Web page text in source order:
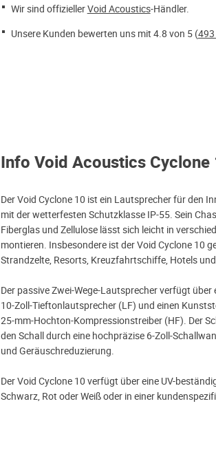
Wir sind offiziellerVoid Acoustics-Händler.
Unsere Kunden bewerten uns mit 4.8 von 5 (
Info Void Acoustics Cyclone
Der Void Cyclone 10 ist ein Lautsprecher für den
mit der wetterfesten Schutzklasse IP-55. Sein
Fiberglas und Zellulose lässt sich leicht in
montieren. Insbesondere ist der Void Cyclone 10
Strandzelte, Resorts, Kreuzfahrtschiffe, Hotels
Der passive Zwei-Wege-Lautsprecher verfügt
10-Zoll-Tieftonlautsprecher (LF) und einen
25-mm-Hochton-Kompressionstreiber (HF). Der
den Schall durch eine hochpräzise 6-Zoll-
und Geräuschreduzierung.
Der Void Cyclone 10 verfügt über eine UV-
Schwarz, Rot oder Weiß oder in einer